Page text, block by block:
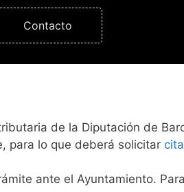
Contacto
de la Diputación de
para lo que deberá solicitar
ante el Ayuntamiento.